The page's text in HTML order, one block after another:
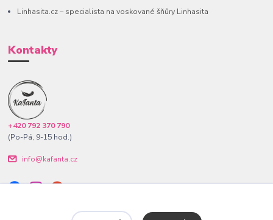
Linhasita.cz – specialista na voskované šňůry Linhasita
Kontakty
+420 792 370 790
(Po-Pá, 9-15 hod.)
info@kafanta.cz